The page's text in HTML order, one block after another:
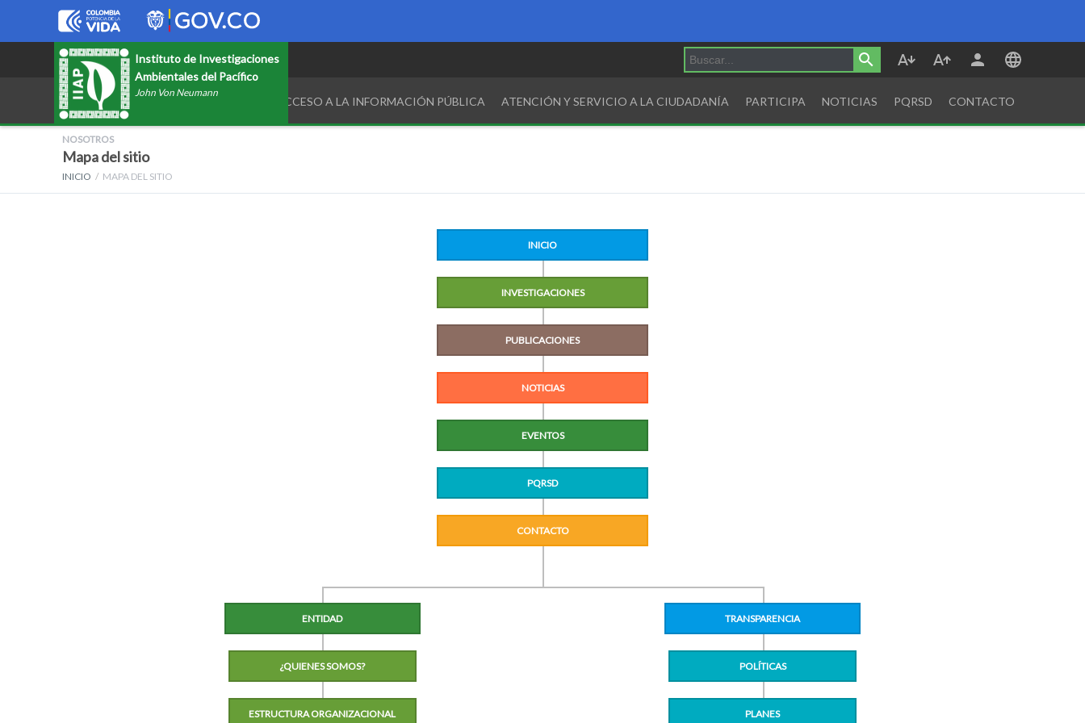
Instituto de Investigaciones
Ambientales del Pacífico
John Von Neumann
TRANSPARENCIA Y ACCESO A LA INFORMACIÓN PÚBLICA ATENCIÓN Y SERVICIO A LA CIUDADANÍA PARTICIPA NOTICIAS PQRSD CONTACTO
NOSOTROS
Mapa del sitio
INICIO MAPA DEL SITIO
INICIO
INVESTIGACIONES
PUBLICACIONES
NOTICIAS
EVENTOS
PQRSD
CONTACTO
ENTIDAD
¿QUIENES SOMOS?
ESTRUCTURA ORGANIZACIONAL
TRANSPARENCIA
POLÍTICAS
PLANES